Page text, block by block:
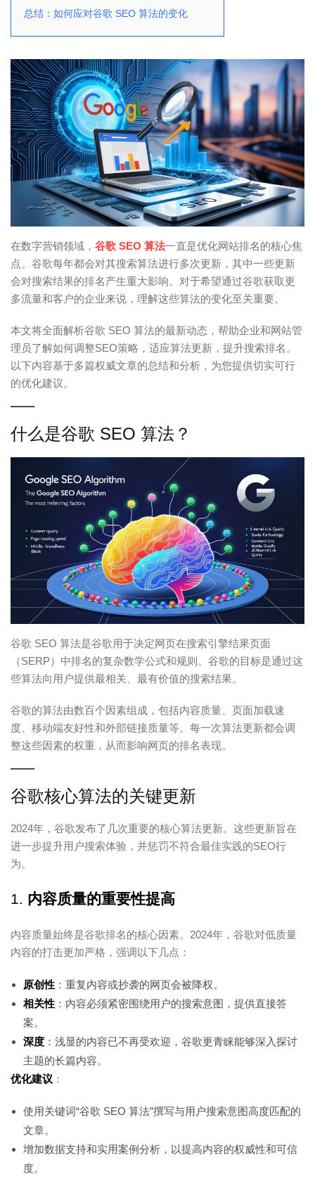
总结：如何应对谷歌 SEO 算法的变化
在数字营销领域， 谷歌 SEO 算法一直是优化网站排名的核心焦
点。谷歌每年都会对其搜索算法进行多次更新，其中一些更新
会对搜索结果的排名产生重大影响。对于希望通过谷歌获取更
多流量和客户的企业来说，理解这些算法的变化至关重要。
本文将全面解析谷歌 SEO 算法的最新动态，帮助企业和网站管
理员了解如何调整SEO策略，适应算法更新，提升搜索排名。
以下内容基于多篇权威文章的总结和分析，为您提供切实可行
的优化建议。
什么是谷歌 SEO 算法？
谷歌 SEO 算法是谷歌用于决定网页在搜索引擎结果页面
（SERP）中排名的复杂数学公式和规则。谷歌的目标是通过这
些算法向用户提供最相关、最有价值的搜索结果。
谷歌的算法由数百个因素组成，包括内容质量、页面加载速
度、移动端友好性和外部链接质量等。每一次算法更新都会调
整这些因素的权重，从而影响网页的排名表现。
谷歌核心算法的关键更新
2024年，谷歌发布了几次重要的核心算法更新。这些更新旨在
进一步提升用户搜索体验，并惩罚不符合最佳实践的SEO行
为。
1. 内容质量的重要性提高
内容质量始终是谷歌排名的核心因素。2024年，谷歌对低质量
内容的打击更加严格，强调以下几点：
原创性 ：重复内容或抄袭的网页会被降权。
相关性 ：内容必须紧密围绕用户的搜索意图，提供直接答
案。
深度 ：浅显的内容已不再受欢迎，谷歌更青睐能够深入探讨
主题的长篇内容。
优化建议 ：
使用关键词“谷歌 SEO 算法”撰写与用户搜索意图高度匹配的
文章。
增加数据支持和实用案例分析，以提高内容的权威性和可信
度。